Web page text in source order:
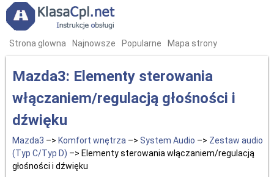
Strona glowna Najnowsze Popularne Mapa strony
Mazda3: Elementy sterowania
włączaniem/regulacją głośności i
dźwięku
Mazda3 –> Komfort wnętrza –> System Audio –> Zestaw audio
(Typ C/Typ D) –> Elementy sterowania włączaniem/regulacją
głośności i dźwięku